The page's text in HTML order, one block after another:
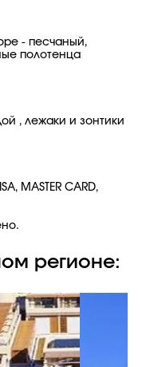
- песчаный,
полотенца
, лежаки и зонтики
MASTER CARD,
регионе: